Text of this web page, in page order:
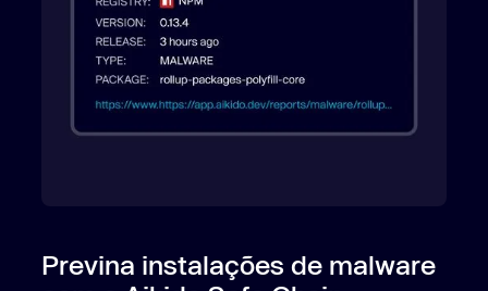
Previna instalações de malware